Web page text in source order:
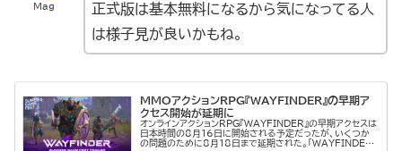
Mag
正式版は基本無料になるから気になってる人
は様子見が良いかもね。
MMOアクションRPG『WAYFINDER』の早期ア
クセス開始が延期に
オンラインアクションRPG『WAYFINDER』の早期アクセスは
日本時間の8月16日に開始される予定だったが、いくつか
の問題のために8月18日まで延期された。「WAYFINDER」